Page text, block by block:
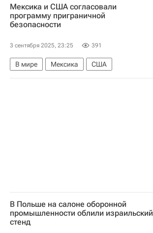
Мексика и США согласовали
программу приграничной
безопасности
3 сентября 2025, 23:25 391
В мире Мексика
США
Клаудия Шейнбаум
Марко Рубио
В Польше на салоне оборонной
промышленности облили израильский
стенд